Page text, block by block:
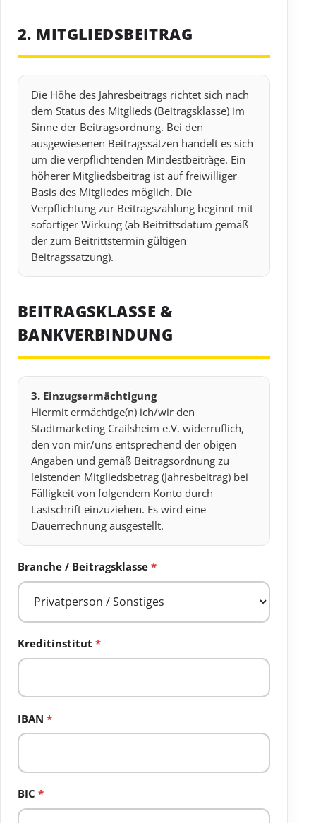
2. MITGLIEDSBEITRAG
Die Höhe des Jahresbeitrags richtet sich nach
dem Status des Mitglieds (Beitragsklasse) im
Sinne der Beitragsordnung. Bei den
ausgewiesenen Beitragssätzen handelt es sich
um die verpflichtenden Mindestbeiträge. Ein
höherer Mitgliedsbeitrag ist auf freiwilliger
Basis des Mitgliedes möglich. Die
Verpflichtung zur Beitragszahlung beginnt mit
sofortiger Wirkung (ab Beitrittsdatum gemäß
der zum Beitrittstermin gültigen
Beitragssatzung).
BEITRAGSKLASSE &
BANKVERBINDUNG
3. Einzugsermächtigung
Hiermit ermächtige(n) ich/wir den
Stadtmarketing Crailsheim e.V. widerruflich,
den von mir/uns entsprechend der obigen
Angaben und gemäß Beitragsordnung zu
leistenden Mitgliedsbetrag (Jahresbeitrag) bei
Fälligkeit von folgendem Konto durch
Lastschrift einzuziehen. Es wird eine
Dauerrechnung ausgestellt.
Branche / Beitragsklasse *
Kreditinstitut *
IBAN *
BIC *